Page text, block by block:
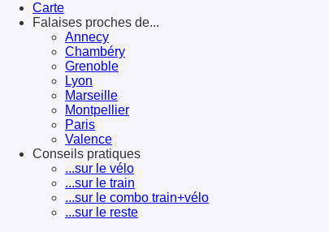
Carte
Falaises proches de...
Annecy
Chambéry
Grenoble
Lyon
Marseille
Montpellier
Paris
Valence
Conseils pratiques
...sur le vélo
...sur le train
...sur le combo train+vélo
...sur le reste